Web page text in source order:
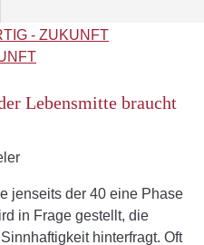
Lebensmitte braucht
jenseits der 40 eine Phase
in Frage gestellt, die
hinterfragt. Oft